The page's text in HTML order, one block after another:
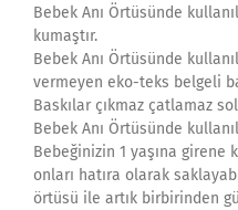
Bebek Anı Örtüsünde
kumaştır.
Bebek Anı Örtüsünde
vermeyen eko-teks belgeli
Baskılar çıkmaz çatlamaz
Bebek Anı Örtüsünde
Bebeğinizin 1 yaşına girene
onları hatıra olarak
örtüsü ile artık birbirinden